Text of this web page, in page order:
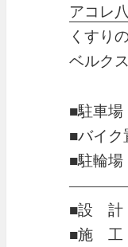
アコレ
くすり
ベルク
■駐
■バイ
■駐輪
■設
■施 工